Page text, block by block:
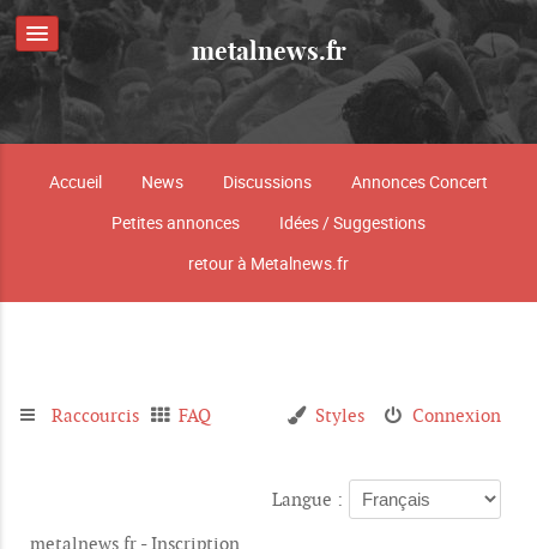
metalnews.fr
Accueil News Discussions
Annonces Concert
Petites annonces
Idées / Suggestions
retour à Metalnews.fr
Raccourcis FAQ Connexion
Styles
Langue :
metalnews.fr - Inscription